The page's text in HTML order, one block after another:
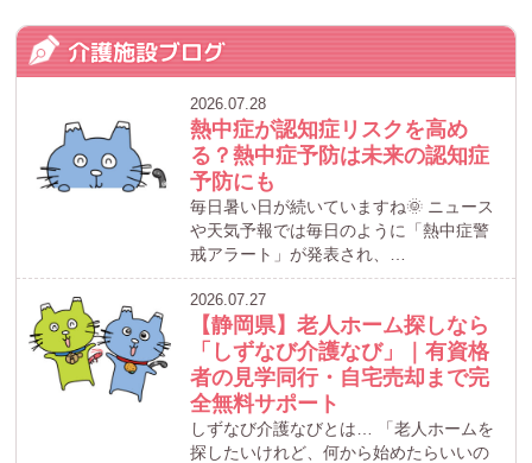
介護施設ブログ
2026.07.28
熱中症が認知症リスクを高め
る？熱中症予防は未来の認知症
予防にも
毎日暑い日が続いていますね🌞 ニュース
や天気予報では毎日のように「熱中症警
戒アラート」が発表され、…
2026.07.27
【静岡県】老人ホーム探しなら
「しずなび介護なび」｜有資格
者の見学同行・自宅売却まで完
全無料サポート
しずなび介護なびとは… 「老人ホームを
探したいけれど、何から始めたらいいの